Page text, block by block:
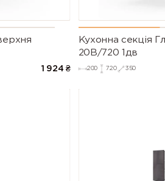
1 924 ₴
Кухонна секція
20В/720 1дв
200 720 350